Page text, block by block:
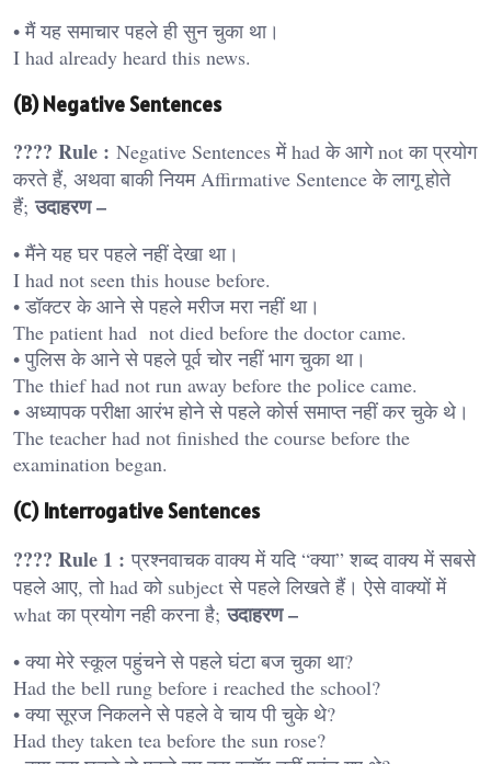
• मैं यह समाचार पहले ही सुन चुका था।
I had already heard this news.
(B) Negative Sentences
???? Rule : Negative Sentences में had के आगे not का प्रयोग
करते हैं, अथवा बाकी नियम Affirmative Sentence के लागू होते
हैं;उदाहरण –
• मैंने यह घर पहले नहीं देखा था।
I had not seen this house before.
• डॉक्टर के आने से पहले मरीज मरा नहीं था।
The patient had not died before the doctor came.
• पुलिस के आने से पहले पूर्व चोर नहीं भाग चुका था।
The thief had not run away before the police came.
• अध्यापक परीक्षा आरंभ होने से पहले कोर्स समाप्त नहीं कर चुके थे।
The teacher had not finished the course before the
examination began.
(C) Interrogative Sentences
???? Rule 1 : प्रश्नवाचक वाक्य में यदि “क्या” शब्द वाक्य में सबसे
पहले आए, तो had को subject से पहले लिखते हैं। ऐसे वाक्यों में
what का प्रयोग नही करना है;उदाहरण –
• क्या मेरे स्कूल पहुंचने से पहले घंटा बज चुका था?
Had the bell rung before i reached the school?
• क्या सूरज निकलने से पहले वे चाय पी चुके थे?
Had they taken tea before the sun rose?